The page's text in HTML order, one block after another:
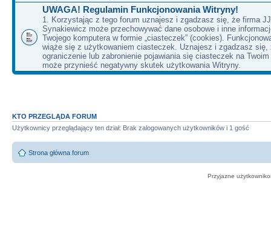
UWAGA! Regulamin Funkcjonowania Witryny!
1. Korzystając z tego forum uznajesz i zgadzasz się, że firma
Synakiewicz może przechowywać dane osobowe i inne
Twojego komputera w formie „ciasteczek” (cookies).
wiąże się z użytkowaniem ciasteczek. Uznajesz i zgadzasz się,
ograniczenie lub zabronienie pojawiania się ciasteczek na
może przynieść negatywny skutek użytkowania Witryny.
KTO PRZEGLĄDA FORUM
Użytkownicy przeglądający ten dział: Brak zalogowanych użytkowników i 1 gość
Strona główna forum
Przyjazne